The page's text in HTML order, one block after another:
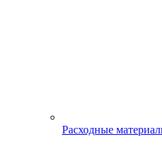
Расходные